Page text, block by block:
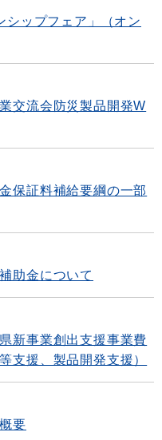
シップフェア」（オン
交流会防災製品開発W
保証料補給要綱の一部
助金について
新事業創出支援事業費
支援、製品開発支援）
要